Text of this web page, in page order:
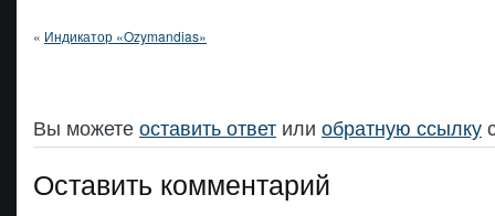
« Индикатор «Ozymandias»
Вы можетеоставить ответ или обратную ссылку
Оставить комментарий